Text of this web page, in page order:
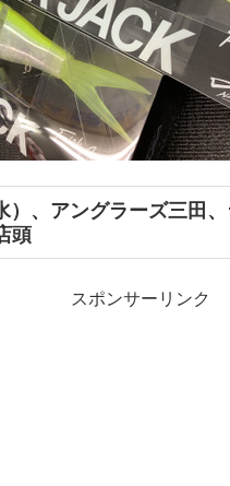
）、アングラーズ三田
頭
スポンサーリンク